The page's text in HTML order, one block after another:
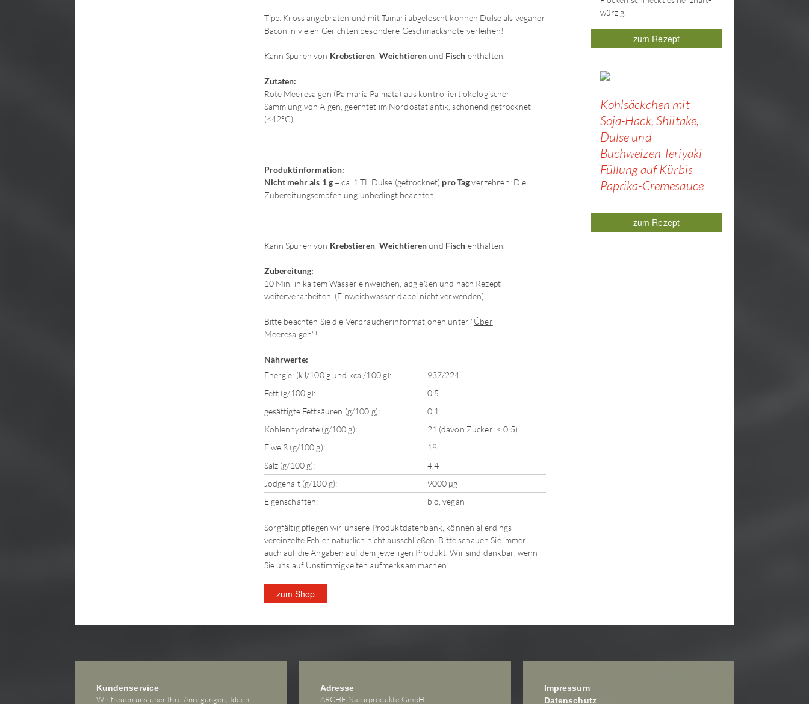
Tipp: Kross angebraten und mit Tamari abgelöscht können Dulse als veganer
Bacon in vielen Gerichten besondere Geschmacksnote verleihen!
Kann Spuren von Krebstieren Weichtieren und Fisch enthalten.
Zutaten:
Rote Meeresalgen (Palmaria Palmata) aus kontrolliert ökologischer
Sammlung von Algen, geerntet im Nordostatlantik, schonend getrocknet
(<42°C)
Produktinformation:
Nicht mehr als 1 g = ca. 1 TL Dulse (getrocknet) pro Tagverzehren. Die
Zubereitungsempfehlung unbedingt beachten.
Kann Spuren von Krebstieren Weichtieren und Fisch enthalten.
Zubereitung:
10 Min. in kaltem Wasser einweichen, abgießen und nach Rezept
weiterverarbeiten. (Einweichwasser dabei nicht verwenden).
Bitte beachten Sie die Verbraucherinformationen unter "Über
Meeresalgen"!
Nährwerte:
Energie: (kJ/100 g und kcal/100 g):
937/224
Fett (g/100 g):
0,5
gesättigte Fettsäuren (g/100 g):
0,1
Kohlenhydrate (g/100 g):
21 (davon Zucker: < 0,5)
Eiweiß (g/100 g):
18
Salz (g/100 g):
4,4
Jodgehalt (g/100 g):
9000 µg
Eigenschaften:
bio, vegan
Sorgfältig pflegen wir unsere Produktdatenbank, können allerdings
vereinzelte Fehler natürlich nicht ausschließen. Bitte schauen Sie immer
auch auf die Angaben auf dem jeweiligen Produkt. Wir sind dankbar, wenn
Sie uns auf Unstimmigkeiten aufmerksam machen!
zum Shop
würzig.
zum Rezept
Kohlsäckchen mit
Soja-Hack, Shiitake,
Dulse und
Buchweizen-Teriyaki-
Füllung auf Kürbis-
Paprika-Cremesauce
zum Rezept
Kundenservice
Wir freuen uns über Ihre Anregungen, Ideen,
Adresse
ARCHE Naturprodukte GmbH
Impressum
Datenschutz